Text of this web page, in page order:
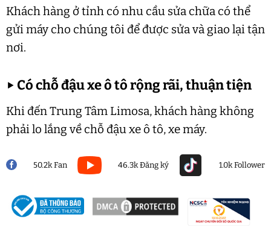
Khách hàng ở tỉnh có nhu cầu sửa chữa có thể
gửi máy cho chúng tôi để được sửa và giao lại tận
nơi.
▶ Có chỗ đậu xe ô tô rộng rãi, thuận tiện
Khi đến Trung Tâm Limosa, khách hàng không
phải lo lắng về chỗ đậu xe ô tô, xe máy.
50.2k Fan 46.3k Đăng ký 1.0k Follower